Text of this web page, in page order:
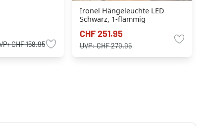
CHF 158.95
Ironel Hängeleuchte LED
Schwarz, 1-flammig
CHF 251.95
UVP:CHF 279.95